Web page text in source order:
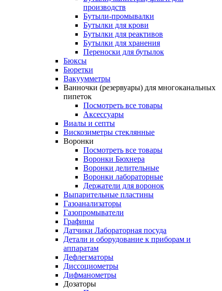
производств
Бутыли-промывалки
Бутылки для крови
Бутылки для реактивов
Бутылки для хранения
Переноски для бутылок
Бюксы
Бюретки
Вакуумметры
Ванночки (резервуары) для многоканальных
пипеток
Посмотреть все товары
Аксессуары
Виалы и септы
Вискозиметры стеклянные
Воронки
Посмотреть все товары
Воронки Бюхнера
Воронки делительные
Воронки лабораторные
Держатели для воронок
Выпарительные пластины
Газоанализаторы
Газопромыватели
Графины
Датчики Лабораторная посуда
Детали и оборудование к приборам и
аппаратам
Дефлегматоры
Диссоциометры
Дифманометры
Дозаторы